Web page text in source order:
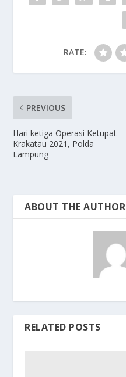
RATE:
PREVIOUS
Hari ketiga Operasi Ketupat
Krakatau 2021, Polda
Lampung
ABOUT THE AUTHOR
RELATED POSTS